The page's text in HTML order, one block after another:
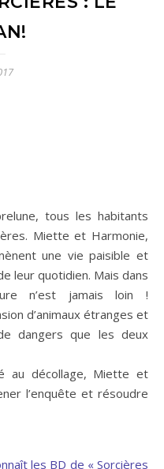
tous les habitants
Miette et Harmonie,
une vie paisible et
leur quotidien. Mais dans
n’est jamais loin !
d’animaux étranges et
dangers que les deux
au décollage, Miette et
l’enquête et résoudre
les BD de « Sorcières